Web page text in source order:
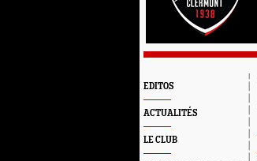
EDITOS
ACTUALITÉS
LE CLUB